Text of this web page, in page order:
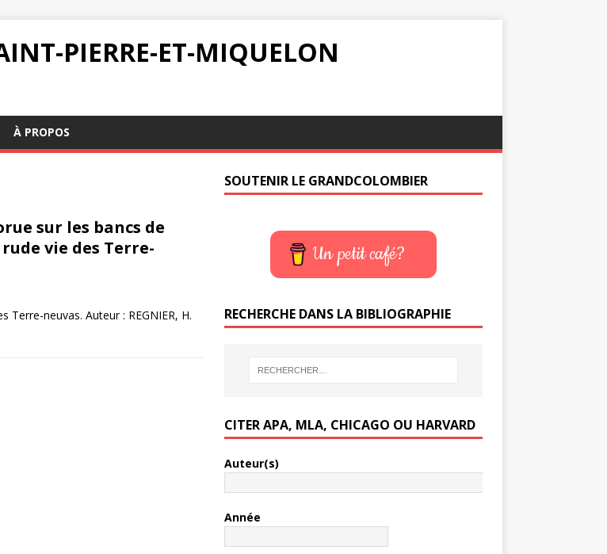
PIERRE-ET-MIQUELON
À PROPOS
sur les bancs de
vie des Terre-
neuvas. Auteur : REGNIER, H.
SOUTENIR LE GRANDCOLOMBIER
Un petit café?
RECHERCHE DANS LA BIBLIOGRAPHIE
CITER APA, MLA, CHICAGO OU HARVARD
Auteur(s)
Année